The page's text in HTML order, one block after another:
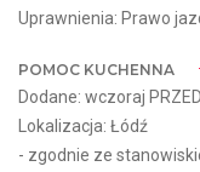
Uprawnienia: Prawo
POMOC KUCHENNA
Dodane: wczoraj
Lokalizacja: Łódź
- zgodnie ze